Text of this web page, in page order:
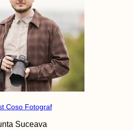
Coso Fotograf
Suceava